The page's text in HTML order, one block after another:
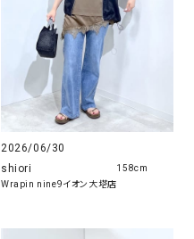
2026/06/30
shiori
Wrapin nine9イオン大塔店
158cm